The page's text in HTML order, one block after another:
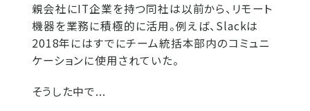
親会社にIT企業を持つ同社は以前から、リモート
機器を業務に積極的に活用。例えば、Slackは
2018年にはすでにチーム統括本部内のコミュニ
ケーションに使用されていた。
そうした中で...